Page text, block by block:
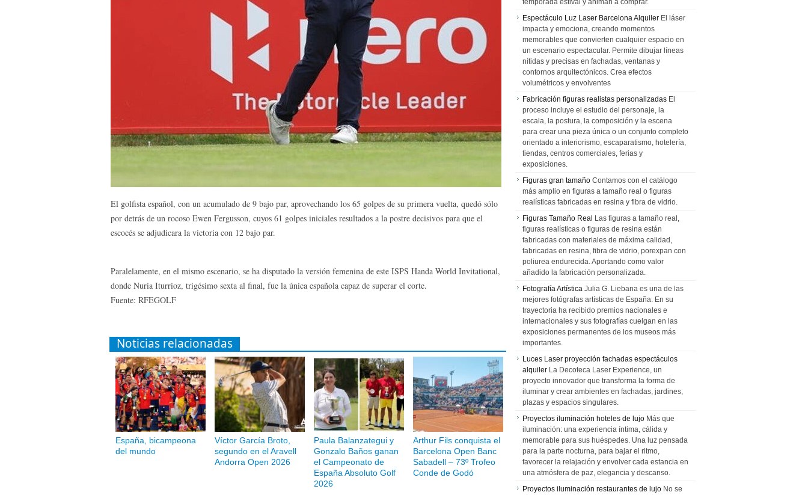
El golfista español, con un acumulado de 9 bajo par, aprovechando los 65 golpes de su primera vuelta, quedó sólo
por detrás de un rocoso Ewen Fergusson, cuyos 61 golpes iniciales resultados a la postre decisivos para que el
escocés se adjudicara la victoria con 12 bajo par.
Paralelamente, en el mismo escenario, se ha disputado la versión femenina de este ISPS Handa World Invitational,
donde Nuria Iturrioz, trigésimo sexta al final, fue la única española capaz de superar el corte.
Fuente: RFEGOLF
Noticias relacionadas
España, bicampeona
del mundo
Víctor García Broto,
segundo en el Aravell
Andorra Open 2026
Paula Balanzategui y
Gonzalo Baños ganan
el Campeonato de
España Absoluto Golf
2026
Arthur Fils conquista el
Barcelona Open Banc
Sabadell – 73º Trofeo
Conde de Godó
temporada estival y animan a comprar.
Espectáculo Luz Laser Barcelona Alquiler El láser
impacta y emociona, creando momentos
memorables que convierten cualquier espacio en
un escenario espectacular. Permite dibujar líneas
nítidas y precisas en fachadas, ventanas y
contornos arquitectónicos. Crea efectos
volumétricos y envolventes
Fabricación figuras realistas personalizadas El
proceso incluye el estudio del personaje, la
escala, la postura, la composición y la escena
para crear una pieza única o un conjunto completo
orientado a interiorismo, escaparatismo, hotelería,
tiendas, centros comerciales, ferias y
exposiciones.
Figuras gran tamaño Contamos con el catálogo
más amplio en figuras a tamaño real o figuras
realísticas fabricadas en resina y fibra de vidrio.
Figuras Tamaño Real Las figuras a tamaño real,
figuras realísticas o figuras de resina están
fabricadas con materiales de máxima calidad,
fabricadas en resina, fibra de vidrio, porexpan con
poliurea endurecida. Aportando como valor
añadido la fabricación personalizada.
Fotografía Artística Julia G. Liebana es una de las
mejores fotógrafas artísticas de España. En su
trayectoria ha recibido premios nacionales e
internacionales y sus fotografías cuelgan en las
exposiciones permanentes de los museos más
importantes.
Luces Laser proyección fachadas espectáculos
alquiler La Decoteca Laser Experience, un
proyecto innovador que transforma la forma de
iluminar y crear ambientes en fachadas, jardines,
plazas y espacios singulares.
Proyectos iluminación hoteles de lujo Más que
iluminación: una experiencia íntima, cálida y
memorable para sus huéspedes. Una luz pensada
para la parte nocturna, para bajar el ritmo,
favorecer la relajación y envolver cada estancia en
una atmósfera de paz, elegancia y descanso.
Proyectos iluminación restaurantes de lujo No se